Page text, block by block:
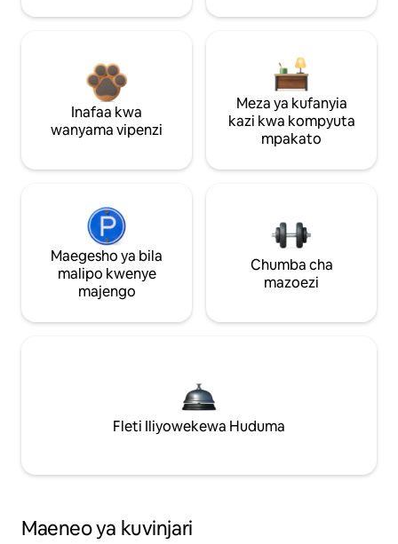
Inafaa kwa
wanyama vipenzi
Meza ya kufanyia
kazi kwa kompyuta
mpakato
Maegesho ya bila
malipo kwenye
majengo
Chumba cha
mazoezi
Fleti Iliyowekewa Huduma
Maeneo ya kuvinjari